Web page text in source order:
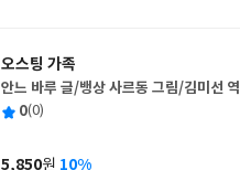
오스팅 가족
글
쓴
안느 바루 글/뱅상 사르동 그림/김미선 역
출
사
평 0(0)
5,850원 10%